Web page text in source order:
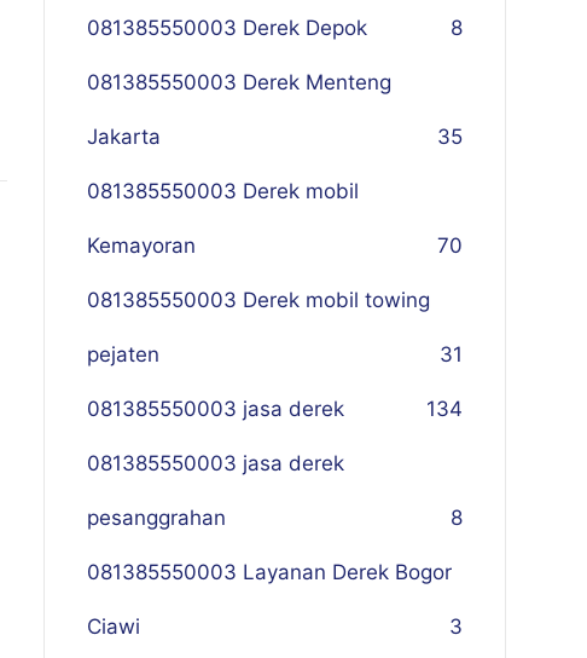
081385550003 Derek Depok 8
081385550003 Derek Menteng
Jakarta 35
081385550003 Derek mobil
Kemayoran 70
081385550003 Derek mobil towing
pejaten 31
081385550003 jasa derek 134
081385550003 jasa derek
pesanggrahan 8
081385550003 Layanan Derek Bogor
Ciawi 3